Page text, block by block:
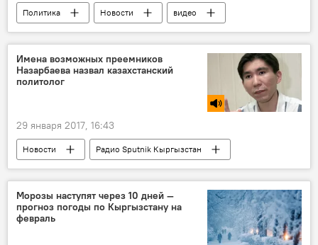
Политика Новости
видео
В мире
Мультимедиа
США
митинг
Имена возможных преемников
Назарбаева назвал казахстанский
политолог
29 января 2017, 16:43
Новости
Радио Sputnik Кыргызстан
Казахстан
Нурсултан Назарбаев
президент
власть
Морозы наступят через 10 дней —
прогноз погоды по Кыргызстану на
февраль